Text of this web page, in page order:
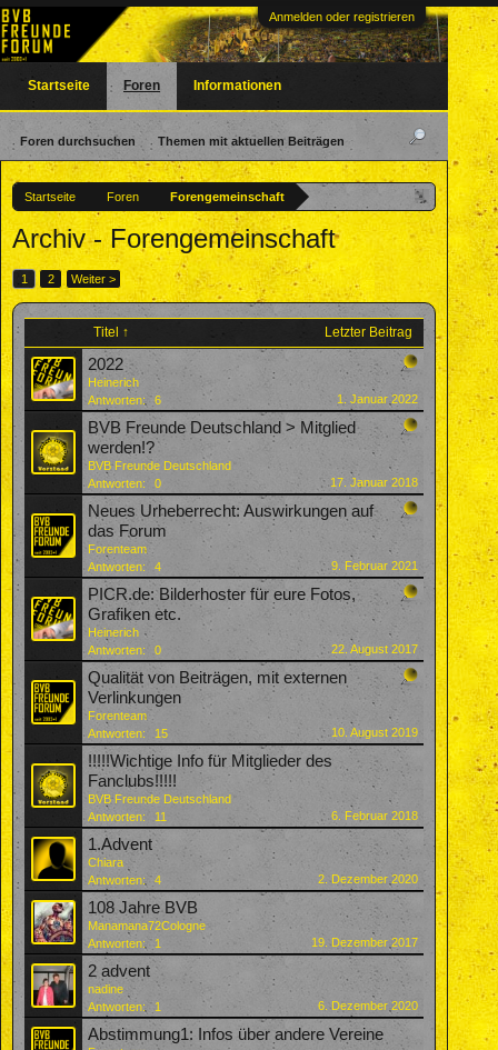
Anmelden oder registrieren
Startseite Foren Forengemeinschaft
Archiv - Forengemeinschaft
1 2 Weiter >
Titel ↑ Letzter Beitrag
2022
Heinerich
Antworten:
6 1. Januar 2022
BVB Freunde Deutschland > Mitglied
werden!?
BVB Freunde Deutschland
Antworten:
0 17. Januar 2018
Neues Urheberrecht: Auswirkungen auf
das Forum
Forenteam
Antworten:
4 9. Februar 2021
PICR.de: Bilderhoster für eure Fotos,
Grafiken etc.
Heinerich
Antworten:
0 22. August 2017
Qualität von Beiträgen, mit externen
Verlinkungen
Forenteam
Antworten:
15 10. August 2019
!!!!!Wichtige Info für Mitglieder des
Fanclubs!!!!!
BVB Freunde Deutschland
Antworten:
11 6. Februar 2018
1.Advent
Chiara
Antworten:
4 2. Dezember 2020
108 Jahre BVB
Manamana72Cologne
Antworten:
1 19. Dezember 2017
2 advent
nadine
Antworten:
1 6. Dezember 2020
Abstimmung1: Infos über andere Vereine
Startseite Foren
Foren durchsuchen Themen mit aktuellen Beiträgen
Informationen